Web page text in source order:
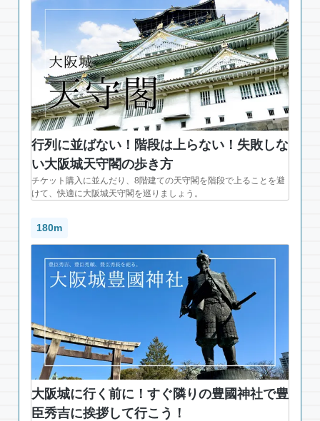
行列に並ばない！階段は上らない！失敗しな
い大阪城天守閣の歩き方
チケット購入に並んだり、8階建ての天守閣を階段で上ることを避
けて、快適に大阪城天守閣を巡りましょう。
180m
大阪城に行く前に！すぐ隣りの豊國神社で豊
臣秀吉に挨拶して行こう！